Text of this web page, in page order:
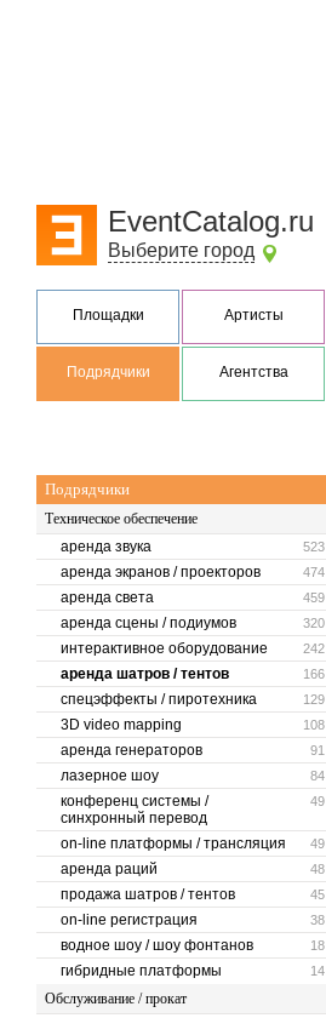
EventCatalog.ru
Выберите город
Площадки Артисты
Подрядчики Агентства
Подрядчики
Техническое обеспечение
523
аренда звука
474
аренда экранов / проекторов
459
аренда света
320
аренда сцены / подиумов
242
интерактивное оборудование
166
аренда шатров / тентов
129
спецэффекты / пиротехника
108
3D video mapping
91
аренда генераторов
84
лазерное шоу
49
конференц системы /
синхронный перевод
49
on-line платформы / трансляция
48
аренда раций
45
продажа шатров / тентов
38
on-line регистрация
18
водное шоу / шоу фонтанов
14
гибридные платформы
Обслуживание / прокат